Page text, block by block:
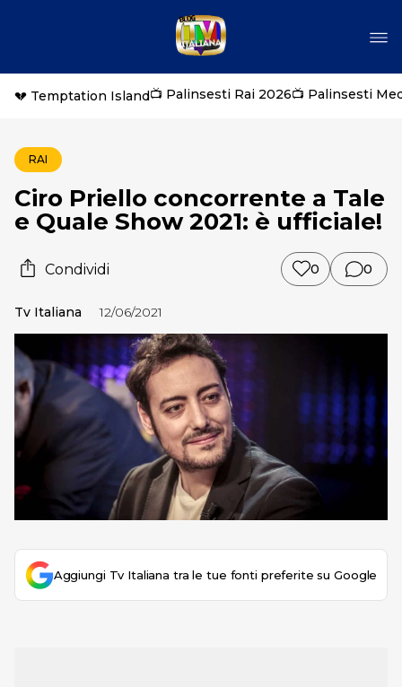
💔 Temptation Island📺 Palinsesti Rai 2026📺 Palinsesti
RAI
Ciro Priello concorrente a Tale
e Quale Show 2021: è ufficiale!
Condividi 0 0
Tv Italiana 12/06/2021
Aggiungi Tv Italiana tra le tue fonti preferite su Google